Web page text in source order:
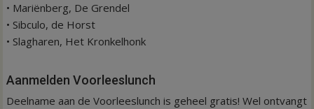
• Mariënberg, De Grendel
• Sibculo, de Horst
• Slagharen, Het Kronkelhonk
Aanmelden Voorleeslunch
Deelname aan de Voorleeslunch is geheel gratis! Wel ontvangt